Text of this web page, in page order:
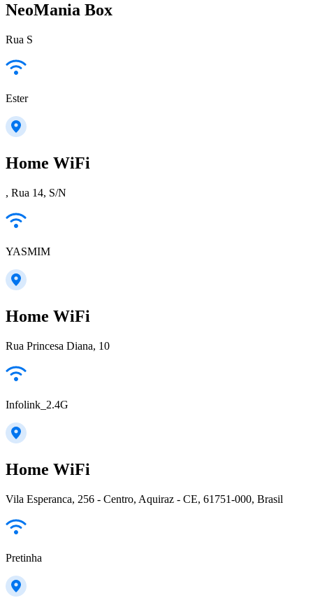
NeoMania Box
Rua S
Ester
Home WiFi
, Rua 14, S/N
YASMIM
Home WiFi
Rua Princesa Diana, 10
Infolink_2.4G
Home WiFi
Vila Esperanca, 256 - Centro, Aquiraz - CE, 61751-000, Brasil
Pretinha